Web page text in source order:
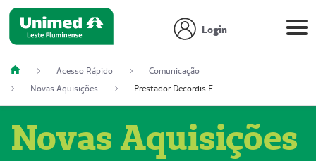
Login
Acesso Rápido
Comunicação
Novas Aquisições
Prestador Decordis Exames Cardiológicos LTDA (51004347-4)
Novas Aquisições